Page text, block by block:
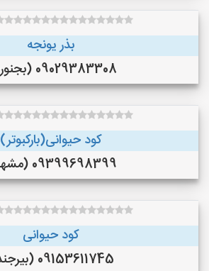
بذر یونجه
09029383308 (بجنورد )
کود حیوانی(بارکبوتر)
09399698399 (مشهد )
کود حیوانی
09153611745 (بیرجند )